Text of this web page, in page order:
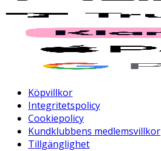
Köpvillkor
Integritetspolicy
Cookiepolicy
Kundklubbens medlemsvillkor
Tillgänglighet